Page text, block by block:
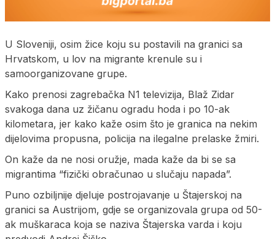
U Sloveniji, osim žice koju su postavili na granici sa
Hrvatskom, u lov na migrante krenule su i
samoorganizovane grupe.
Kako prenosi zagrebačka N1 televizija, Blaž Zidar
svakoga dana uz žičanu ogradu hoda i po 10-ak
kilometara, jer kako kaže osim što je granica na nekim
dijelovima propusna, policija na ilegalne prelaske žmiri.
On kaže da ne nosi oružje, mada kaže da bi se sa
migrantima “fizički obračunao u slučaju napada”.
Puno ozbiljnije djeluje postrojavanje u Štajerskoj na
granici sa Austrijom, gdje se organizovala grupa od 50-
ak muškaraca koja se naziva Štajerska varda i koju